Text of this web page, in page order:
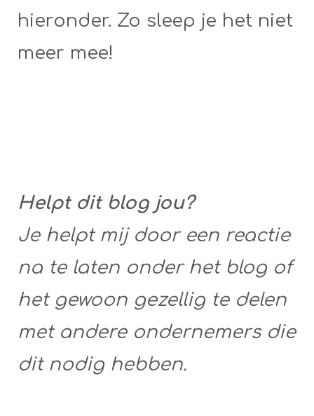
hieronder. Zo sleep je het niet
meer mee!
Helpt dit blog jou?
Je helpt mij door een reactie
na te laten onder het blog of
het gewoon gezellig te delen
met andere ondernemers die
dit nodig hebben.